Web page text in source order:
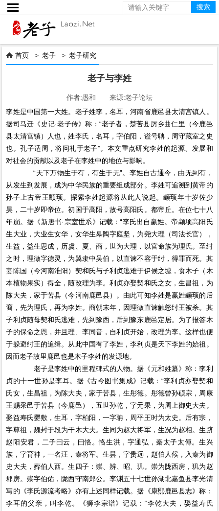

 首页 >老子 >老子研究
老子与李姓
作者:愚和 来源:老子论坛
李姓是中国第一大姓。老子姓李，名耳，河南省鹿邑县太清宫镇人。
据司马迁《史记·老子传》称：“老子者，楚苦县厉乡曲仁里（今鹿邑
县太清宫镇）人也，姓李氏，名耳，字伯阳，谥号聃，周守藏室之史
也。孔子适周，将问礼于老子”。本文重点研究李姓的起源、发展和
对社会的贡献以及老子在李姓中的地位与影响。
“天下万物生于有，有生于无”。李姓自古通今，由无到有，
从发生到发展，成为中华民族的重要组成部分。李姓可追溯到黄帝的
孙子上古帝王颛顼。探索李姓起源将从此人说起。颛顼年十岁佐少
昊，二十岁即帝位。初国于高阳，故号高阳氏。都帝丘。在位七十八
年崩。据《新唐书·宗室世系》记载：“李氏出自赢姓。帝颛顼高阳氏
生大业，大业生女华，女华生皋陶字庭坚，为尧大理（司法长官），
生益，益生思成，历虞、夏、商，世为大理，以官命族为理氏。至纣
之时，理徵字德灵，为翼隶中吴伯，以直谏不容于纣，得罪而死。其
妻陈国（今河南淮阳）契和氏与子利贞逃难于伊候之墟，食木子（木
本植物果实）得全，随改理为李。利贞亦娶契和氏之女，生昌祖，为
陈大夫，家于苦县（今河南鹿邑县）。由此可知李姓是赢姓颛顼的后
裔，先为理氏，再为李姓。商朝末年，因理徵直谏触怒纣王被杀。其
子利贞随母契和氏逃难，先到豫西，后到豫东鹿邑定居。为了报答木
子的保命之恩，并且理、李同音，自利贞开始，改理为李。这样也便
于躲避纣王的追缉。从此中国有了李姓，李利贞是天下李姓的始祖。
因而老子故里鹿邑也是木子李姓的发源地。
老子是李姓中的里程碑式的人物。据《元和姓纂》称：李利
贞的十一世孙是李耳。据《古今图书集成》记载：“李利贞亦娶契和
氏女，生昌祖，为陈大夫，家于苦县，生彤德。彤德曾孙硕宗，周康
王赐采邑于苦县（今鹿邑），五世孙乾，字元果，为周上御史大夫。
娶益寿氏婴敷，生耳，字柏阳，一字聃，周平王时为太史。后有宗，
字尊祖，魏封于段为干木大夫。生同为赵大将军，生况为赵相。生跻
赵阳安君，二子曰云，曰恪。恪生洪，字通弘，秦太子太傅。生兴
族，字育神，一名汪，秦将军。生昙，字贵远，赵伯人候，入秦为御
史大夫，葬伯人西。生四子：崇、辨、昭、玑。崇为陇西房，玑为赵
郡房。崇字伯佑，陇西守南郑公。李渊五十七世孙湖北嘉鱼县李光清
写的《李氏源流考略》亦有上述同样记载。据《康熙鹿邑县志》称：
李耳的父亲，叫李乾。《狮李宗谱》记载：“李乾大夫，娶益寿氏